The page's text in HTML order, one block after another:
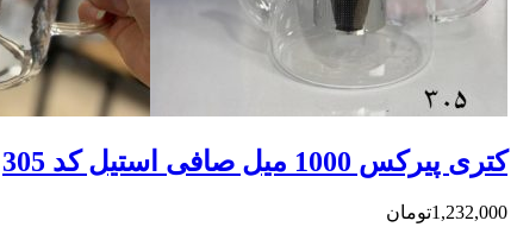
کتری پیرکس 1000 میل صافی استیل کد 305
1,232,000تومان